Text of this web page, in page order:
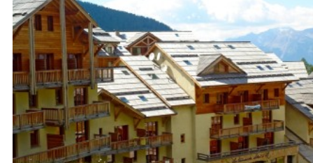
Les Orres 1650 centre station
Les Orres 1800 Bois Méan
Les Orres et ses hameaux
VISUALISER LE PLAN DES ORRES
BONS PLANS ACTIVITÉS
Carte Multi activités